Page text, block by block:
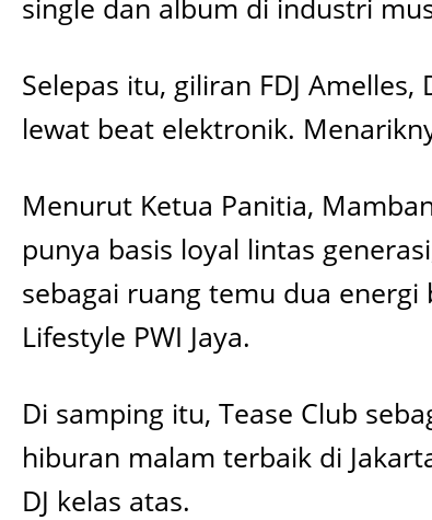
single dan album di industri
Selepas itu, giliran FDJ
lewat beat elektronik.
Menurut Ketua Panitia,
punya basis loyal lintas
sebagai ruang temu dua energi
Lifestyle PWI Jaya.
Di samping itu, Tease Club
hiburan malam terbaik di
DJ kelas atas.